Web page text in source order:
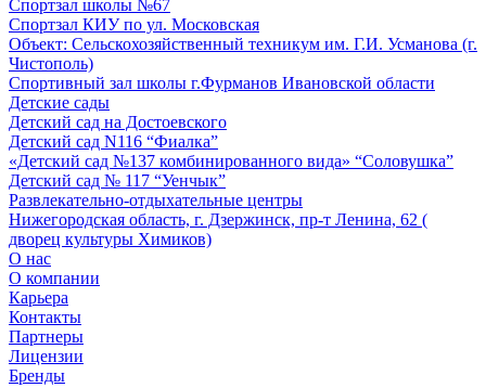
Спортзал школы №67
Спортзал КИУ по ул. Московская
Объект: Сельскохозяйственный техникум им. Г.И. Усманова (г.
Чистополь)
Спортивный зал школы г.Фурманов Ивановской области
Детские сады
Детский сад на Достоевского
Детский сад N116 “Фиалка”
«Детский сад №137 комбинированного вида» “Соловушка”
Детский сад № 117 “Уенчык”
Развлекательно-отдыхательные центры
Нижегородская область, г. Дзержинск, пр-т Ленина, 62 (
дворец культуры Химиков)
О нас
О компании
Карьера
Контакты
Партнеры
Лицензии
Бренды